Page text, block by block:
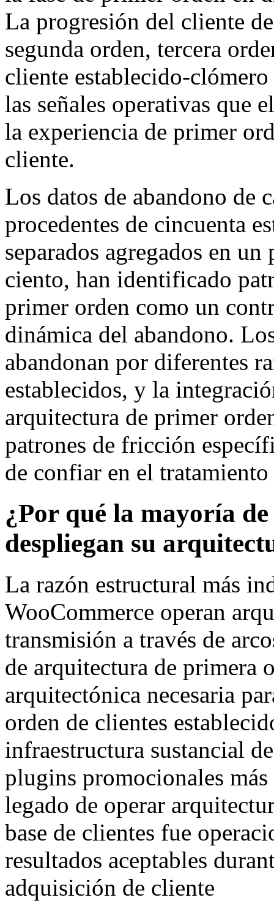
La progresión del cliente
segunda orden, tercera
cliente establecido-
las señales operativas que
la experiencia de primer
cliente.
Los datos de abandono de
procedentes de cincuenta
separados agregados en
ciento, han identificado
primer orden como un
dinámica del abandono.
abandonan por diferentes
establecidos, y la
arquitectura de primer
patrones de fricción
de confiar en el
¿Por qué la mayoría
despliegan su
La razón estructural más
WooCommerce operan
transmisión a través de
de arquitectura de primera
arquitectónica necesaria
orden de clientes
infraestructura sustancial
plugins promocionales
legado de operar
base de clientes fue
resultados aceptables
adquisición de cliente